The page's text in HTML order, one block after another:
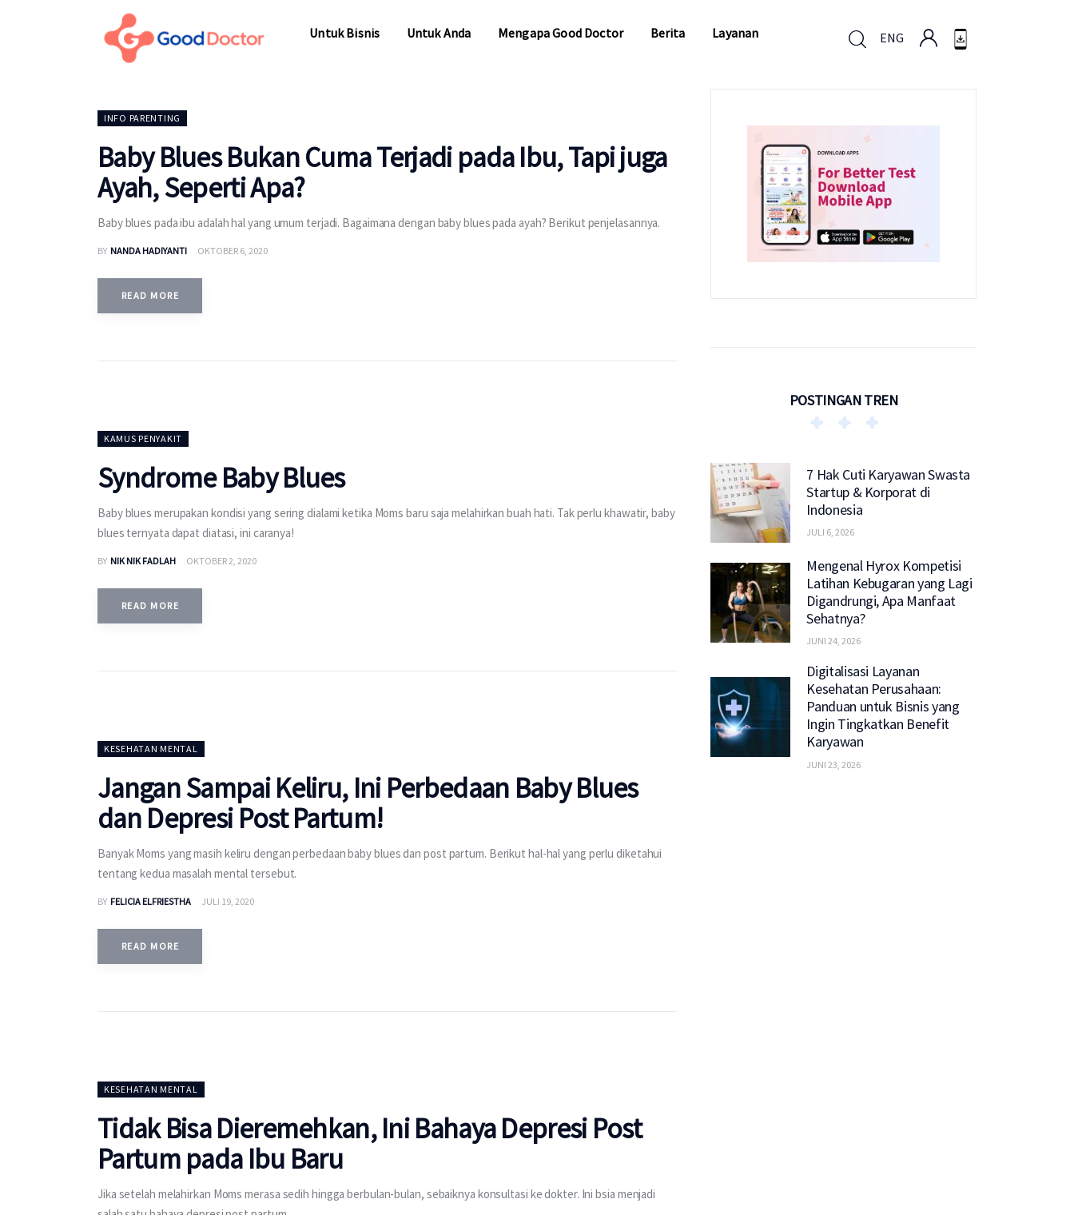
Untuk Bisnis Untuk Anda Mengapa Good Doctor Berita Layanan ENG
INFO PARENTING
Baby Blues Bukan Cuma Terjadi pada Ibu, Tapi juga
Ayah, Seperti Apa?
Baby blues pada ibu adalah hal yang umum terjadi. Bagaimana dengan baby blues pada ayah? Berikut penjelasannya.
BY NANDA HADIYANTI OKTOBER 6, 2020
READ MORE
KAMUS PENYAKIT
Syndrome Baby Blues
Baby blues merupakan kondisi yang sering dialami ketika Moms baru saja melahirkan buah hati. Tak perlu khawatir, baby
blues ternyata dapat diatasi, ini caranya!
BY NIK NIK FADLAH OKTOBER 2, 2020
READ MORE
KESEHATAN MENTAL
Jangan Sampai Keliru, Ini Perbedaan Baby Blues
dan Depresi Post Partum!
Banyak Moms yang masih keliru dengan perbedaan baby blues dan post partum. Berikut hal-hal yang perlu diketahui
tentang kedua masalah mental tersebut.
BY FELICIA ELFRIESTHA JULI 19, 2020
READ MORE
KESEHATAN MENTAL
Tidak Bisa Dieremehkan, Ini Bahaya Depresi Post
Partum pada Ibu Baru
Jika setelah melahirkan Moms merasa sedih hingga berbulan-bulan, sebaiknya konsultasi ke dokter. Ini bsia menjadi
POSTINGAN TREN
7 Hak Cuti Karyawan Swasta
Startup & Korporat di
Indonesia
JULI 6, 2026
Mengenal Hyrox Kompetisi
Latihan Kebugaran yang Lagi
Digandrungi, Apa Manfaat
Sehatnya?
JUNI 24, 2026
Digitalisasi Layanan
Kesehatan Perusahaan:
Panduan untuk Bisnis yang
Ingin Tingkatkan Benefit
Karyawan
JUNI 23, 2026